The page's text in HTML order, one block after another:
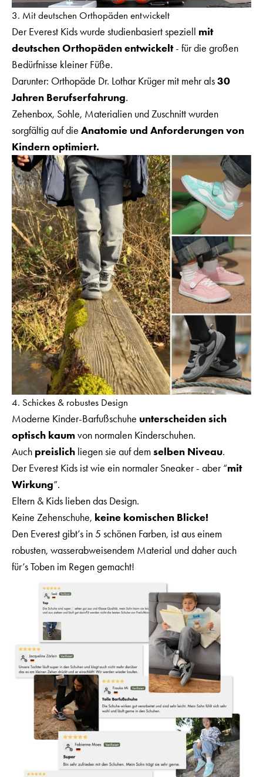
3. Mit deutschen Orthopäden entwickelt
Der Everest Kids wurde studienbasiert speziell mit
deutschen Orthopäden entwickelt- für die großen
Bedürfnisse kleiner Füße.
Darunter: Orthopäde Dr. Lothar Krüger mit mehr als30
Jahren Berufserfahrung.
Zehenbox, Sohle, Materialien und Zuschnitt wurden
sorgfältig auf die Anatomie und Anforderungen von
Kindern optimiert.
4. Schickes & robustes Design
Moderne Kinder-Barfußschuhe unterscheiden sich
optisch kaumvon normalen Kinderschuhen.
Auch preislich liegen sie auf demselben Niveau.
Der Everest Kids ist wie ein normaler Sneaker - aber “mit
Wirkung”.
Eltern & Kids lieben das Design.
Keine Zehenschuhe, keine komischen Blicke!
Den Everest gibt’s in 5 schönen Farben, ist aus einem
robusten, wasserabweisendem Material und daher auch
für’s Toben im Regen gemacht!